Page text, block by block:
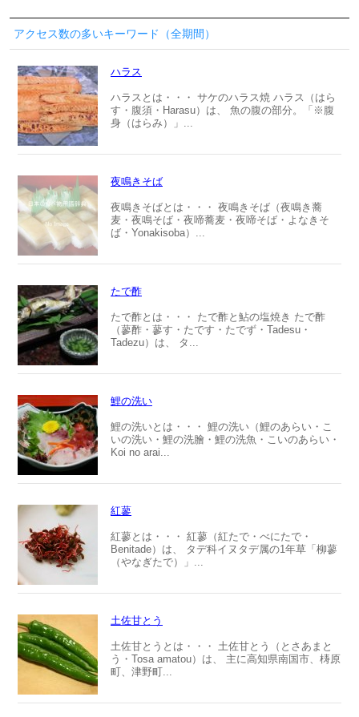
アクセス数の多いキーワード（全期間）
ハラス
ハラスとは・・・ サケのハラス焼 ハラス（はら
す・腹須・Harasu）は、 魚の腹の部分。「※腹
身（はらみ）」...
夜鳴きそば
夜鳴きそばとは・・・ 夜鳴きそば（夜鳴き蕎
麦・夜鳴そば・夜啼蕎麦・夜啼そば・よなきそ
ば・Yonakisoba）...
たで酢
たで酢とは・・・ たで酢と鮎の塩焼き たで酢
（蓼酢・蓼す・たです・たでず・Tadesu・
Tadezu）は、 タ...
鯉の洗い
鯉の洗いとは・・・ 鯉の洗い（鯉のあらい・こ
いの洗い・鯉の洗膾・鯉の洗魚・こいのあらい・
Koi no arai...
紅蓼
紅蓼とは・・・ 紅蓼（紅たで・べにたで・
Benitade）は、 タデ科イヌタデ属の1年草「柳蓼
（やなぎたで）」...
土佐甘とう
土佐甘とうとは・・・ 土佐甘とう（とさあまと
う・Tosa amatou）は、 主に高知県南国市、梼原
町、津野町...